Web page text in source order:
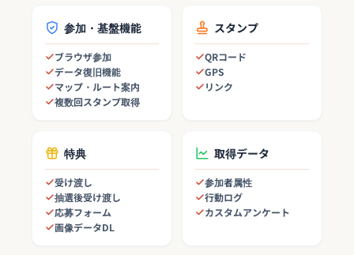
参加・基盤機能
ブラウザ参加
データ復旧機能
マップ・ルート案内
複数回スタンプ取得
スタンプ
QRコード
GPS
リンク
特典
受け渡し
抽選後受け渡し
応募フォーム
画像データDL
取得データ
参加者属性
行動ログ
カスタムアンケート